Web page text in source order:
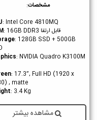
مشخصات:
: Intel Core 4810MQ
قابل ارتقا : 16GB DDR3
: 128GB SSD + 500GB
: NVIDIA Quadro K3100M
: 17.3”, Full HD (1920 x
, matte
: 3.4 Kg
مشاهده بیشتر